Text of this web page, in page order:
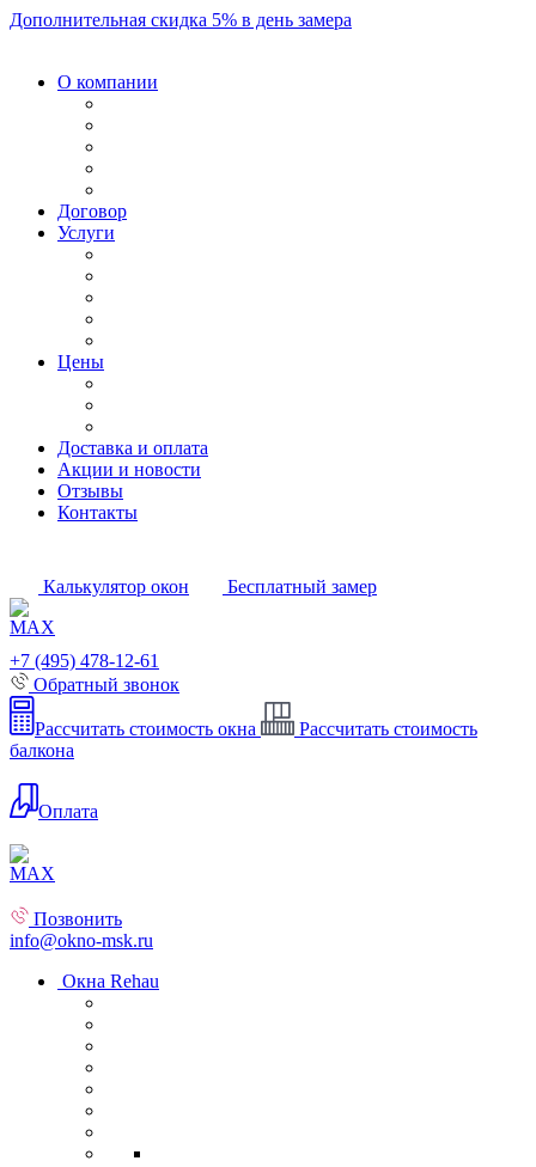
Дополнительная скидка 5% в день замера
О компании
Договор
Услуги
Цены
Доставка и оплата
Акции и новости
Отзывы
Контакты
Калькулятор окон Бесплатный замер
+7 (495) 478-12-61
Обратный звонок
Рассчитать стоимость окна
Рассчитать стоимость
балкона
Оплата
Позвонить
info@okno-msk.ru
Окна Rehau